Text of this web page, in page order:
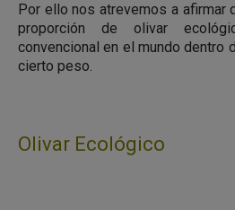
Por ello nos atrevemos a afirmar
proporción de olivar
convencional en el mundo dentro
cierto peso.
Olivar Ecológico